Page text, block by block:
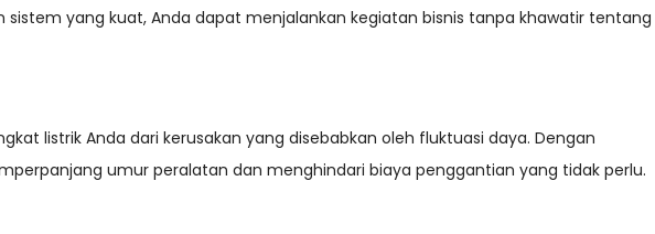
sistem yang kuat, Anda dapat menjalankan kegiatan bisnis tanpa khawatir tentang
listrik Anda dari kerusakan yang disebabkan oleh fluktuasi daya. Dengan
umur peralatan dan menghindari biaya penggantian yang tidak perlu.